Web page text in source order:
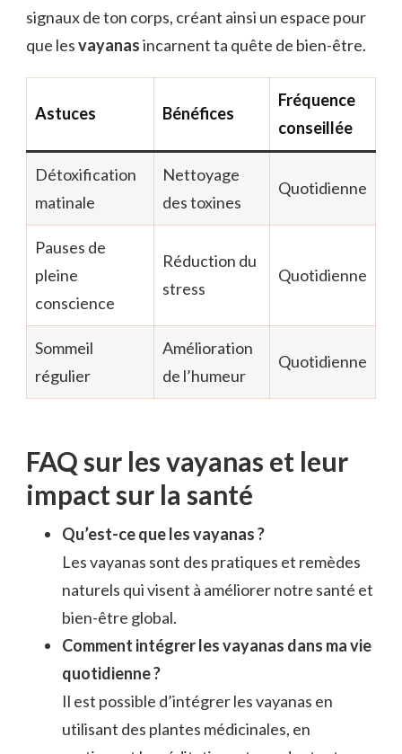
signaux de ton corps, créant ainsi un espace pour
que lesvayanasincarnent ta quête de bien-être.
Astuces Bénéfices
Fréquence
conseillée
Détoxification
matinale
Nettoyage
des toxines
Quotidienne
Pauses de
pleine
conscience
Réduction du
stress
Quotidienne
Sommeil
régulier
Amélioration
de l’humeur
Quotidienne
FAQ sur les vayanas et leur
impact sur la santé
Qu’est-ce que les vayanas ?
Les vayanas sont des pratiques et remèdes
naturels qui visent à améliorer notre santé et
bien-être global.
Comment intégrer les vayanas dans ma vie
quotidienne ?
Il est possible d’intégrer les vayanas en
utilisant des plantes médicinales, en